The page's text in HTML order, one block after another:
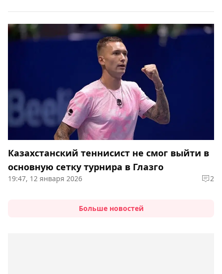
Казахстанский теннисист не смог выйти в
основную сетку турнира в Глазго
19:47, 12 января 2026 2
Больше новостей